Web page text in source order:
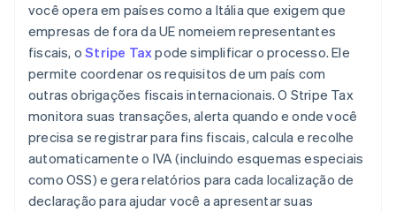
você opera em países como a Itália que exigem que
empresas de fora da UE nomeiem representantes
fiscais, oStripe Taxpode simplificar o processo. Ele
permite coordenar os requisitos de um país com
outras obrigações fiscais internacionais. O Stripe Tax
monitora suas transações, alerta quando e onde você
precisa se registrar para fins fiscais, calcula e recolhe
automaticamente o IVA (incluindo esquemas especiais
como OSS) e gera relatórios para cada localização de
declaração para ajudar você a apresentar suas